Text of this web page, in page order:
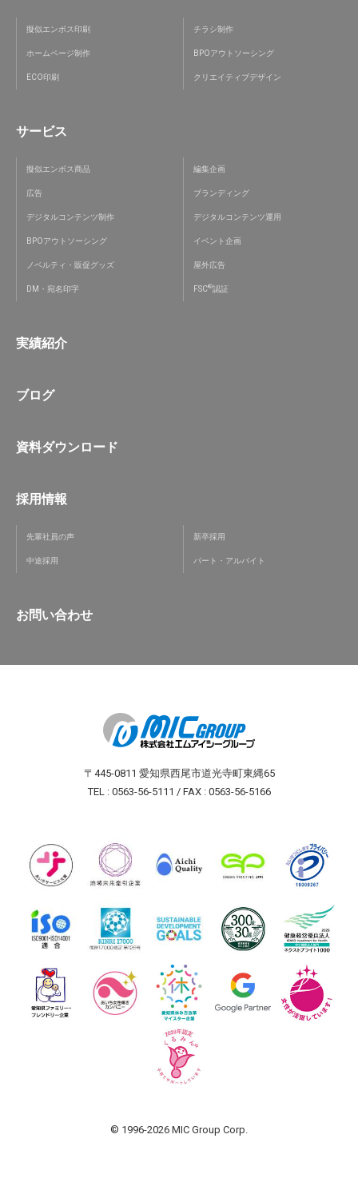
擬似エンボス印刷 チラシ制作
ホームページ制作 BPOアウトソーシング
ECO印刷 クリエイティブデザイン
サービス
擬似エンボス商品 編集企画
広告 ブランディング
デジタルコンテンツ制作 デジタルコンテンツ運用
BPOアウトソーシング イベント企画
ノベルティ・販促グッズ 屋外広告
DM・宛名印字 FSC®認証
実績紹介
ブログ
資料ダウンロード
採用情報
先輩社員の声 新卒採用
中途採用 パート・アルバイト
お問い合わせ
〒445-0811 愛知県西尾市道光寺町東縄65
TEL : 0563-56-5111 / FAX : 0563-56-5166
© 1996-2026 MIC Group Corp.